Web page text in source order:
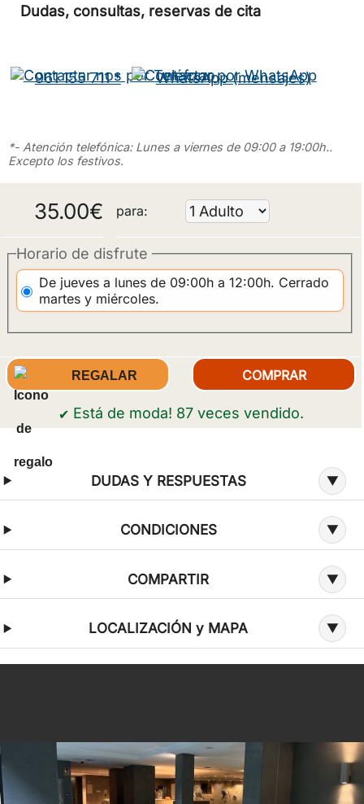
Dudas, consultas, reservas de cita
961 155 711 * WhatsApp (mensajes)
*- Atención telefónica: Lunes a viernes de 09:00 a 19:00h..
Excepto los festivos.
35.00€ para:
Horario de disfrute
De jueves a lunes de 09:00h a 12:00h. Cerrado
martes y miércoles.
REGALAR
✔ Está de moda! 87 veces vendido.
Información adicional sobre la oferta
DUDAS Y RESPUESTAS
CONDICIONES
COMPARTIR
LOCALIZACIÓN y MAPA